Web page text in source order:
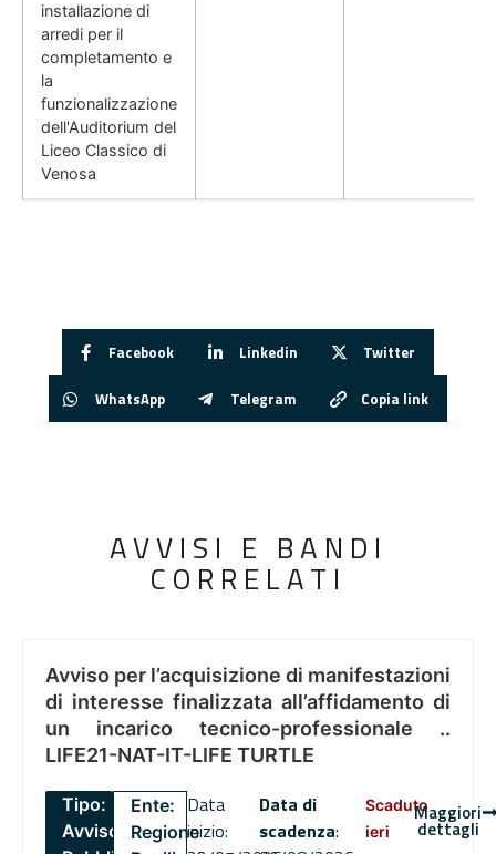
installazione di
arredi per il
completamento e
la
funzionalizzazione
dell'Auditorium del
Liceo Classico di
Venosa
Facebook Linkedin Twitter
WhatsApp Telegram Copia link
AVVISI E BANDI
CORRELATI
Avviso per l’acquisizione di manifestazioni
di interesse finalizzata all’affidamento di
un incarico tecnico-professionale ..
LIFE21-NAT-IT-LIFE TURTLE
Tipo:
Avviso
Ente:
Regione
Data
inizio:
Data di
scadenza:
Scaduto
ieri
Maggiori
dettagli